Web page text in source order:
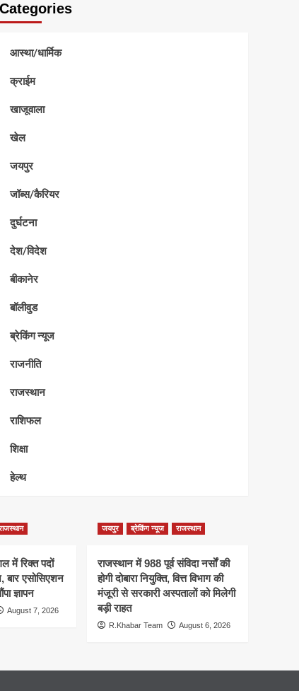
Categories
आस्था/धार्मिक
क्राईम
खाजूवाला
खेल
जयपुर
जॉब्स/कैरियर
दुर्घटना
देश/विदेश
बीकानेर
बॉलीवुड
ब्रेकिंग न्यूज
राजनीति
राजस्थान
राशिफल
शिक्षा
हेल्थ
में रिक्त पदों
बार एसोसिएशन
ज्ञापन
August 7, 2026
जयपुर ब्रेकिंग न्यूज राजस्थान
राजस्थान में 988 पूर्व संविदा नर्सों की
होगी दोबारा नियुक्ति, वित्त विभाग की
मंजूरी से सरकारी अस्पतालों को मिलेगी
बड़ी राहत
R.Khabar Team August 6, 2026